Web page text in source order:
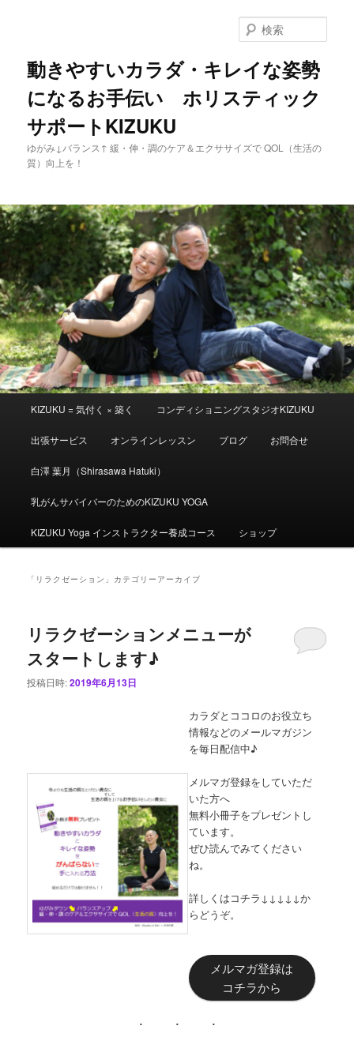
動きやすいカラダ・キレイな姿勢
になるお手伝い ホリスティック
サポートKIZUKU
ゆがみ↓バランス↑ 緩・伸・調のケア＆エクササイズで QOL（生活の
質）向上を！
索
KIZUKU = 気付く × 築く コンディショニングスタジオKIZUKU
出張サービス オンラインレッスン ブログ お問合せ
白澤 葉月（Shirasawa Hatuki）
乳がんサバイバーのためのKIZUKU YOGA
KIZUKU Yoga インストラクター養成コース ショップ
「 リラクゼーション 」カテゴリーアーカイブ
リラクゼーションメニューが
スタートします♪
投稿日時:2019年6月13日
カラダとココロのお役立ち
情報などのメールマガジン
を毎日配信中♪
メルマガ登録をしていただ
いた方へ
無料小冊子をプレゼントし
ています。
ぜひ読んでみてください
ね。
詳しくはコチラ↓↓↓↓↓か
らどうぞ。
メルマガ登録は
コチラから